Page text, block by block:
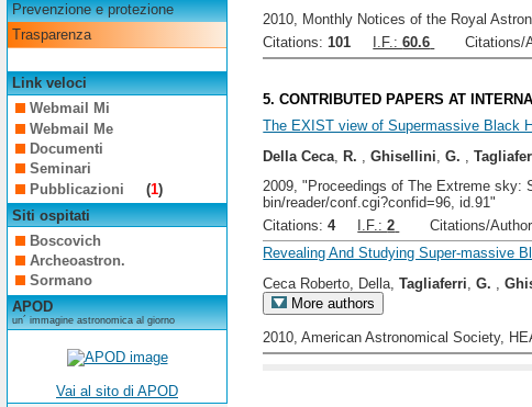
Prevenzione e protezione
Trasparenza
Link veloci
Webmail Mi
Webmail Me
Documenti
Seminari
Pubblicazioni
(1)
Siti ospitati
Boscovich
Archeoastron.
Sormano
APOD
un´ immagine astronomica al giorno
Vai al sito di APOD
2010, Monthly Notices of the Royal
Citations: 101 I.F.:60.6 Citations/
5. CONTRIBUTED PAPERS AT
The EXIST view of Supermassive Black
Della Ceca ,R. ,Ghisellini ,G. ,
2009, "Proceedings of The Extreme sky:
bin/reader/conf.cgi?confid=96, id.91"
Citations: 4 I.F.:2 Citations/
Revealing And Studying Super-massive
Ceca Roberto, Della,Tagliaferri,G. ,
More authors
2010, American Astronomical Society,